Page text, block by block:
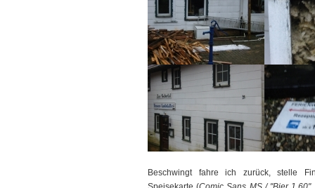
Beschwingt fahre ich zurück, stelle